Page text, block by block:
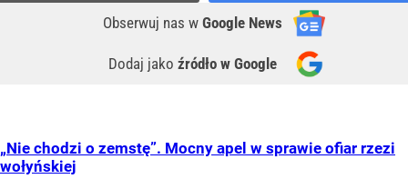
Obserwuj nas w Google News
Dodaj jako źródło w Google
„Nie chodzi o zemstę”. Mocny apel w sprawie ofiar rzezi
wołyńskiej